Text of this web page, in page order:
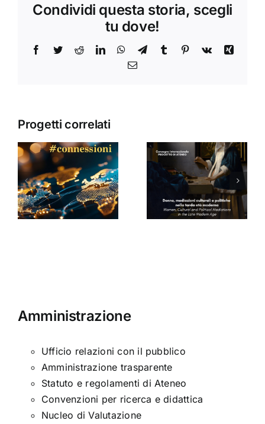
Condividi questa storia, scegli
tu dove!
Facebook
TwitterRedditLinkedInWhatsApp
TelegramTumblr Pinterest
Vk
Xing
Email
Progetti correlati
Donne,
mediazioni
culturali e
politiche
nella tarda
Seminario
di Arabella
Sinclair
Amministrazione
Ufficio relazioni con il pubblico
Amministrazione trasparente
Statuto e regolamenti di Ateneo
Convenzioni per ricerca e didattica
Nucleo di Valutazione